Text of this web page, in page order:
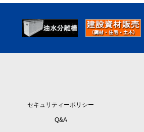
セキュリティーポリシー
Q&A